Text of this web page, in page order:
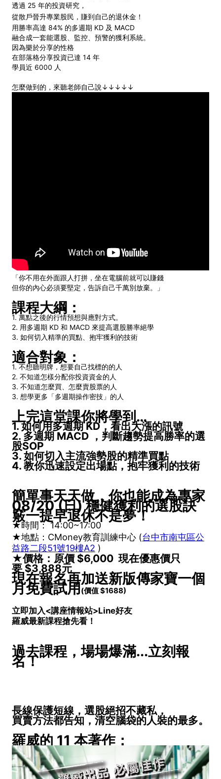
透過 25 年的投資研究，
從散戶晉升專業股民，賺到自己的退休金！
用勝率高達 84% 的多週期 KD 及 MACD
融合成一套能選股、監控、預警的獲利系統。
因為樂於分享的性格
在部落格分享投資已達 14 年
學員近 6000 人
怎麼做到的，來聽老師自己說↓↓↓↓↓
「你不用在外面跟人打拼，坐在電腦前就可以賺錢
但你的內心必須要堅定，告訴自己千萬別放棄。」
課程大綱：
1. 萬點之後的行情預想與應對方式。
2. 用多週期 KD 和 MACD 來提高選股勝率絕學
3. 如何切入精準的買點、抱牢獲利的技術
適合對象：
1. 不想聽明牌，想要自己找標的的人
2. 不知道怎樣分配你投資資金的人
3. 不知道怎麼買、怎麼賣股票的人
3. 想學更多「多週期操作密技」的人
上完這堂課你將學到…
1. 如何用多週期 KD，看出大漲的訊號
2. 多週期 MACD ，判斷趨勢提高勝率的選
股SOP
3. 如何切入主流強勢股的精準買點
4. 教你迅速設定出場點，抱牢獲利的技術
簡單事天天做，你也能成為專家
08/20 (日) 穩健獲利的選股訣
竅一提早退休不是夢！
★時間： 14:00~17:00
★地點： CMoney教育訓練中心 (台中市南屯區公
益路二段51號19樓A2 )
★價格：原價 $6,000現在優惠價只
要 $3,888元
現在報名再加送新版傳家寶一個
月免費試用(價值 $1688)
立即加入<講座情報站>Line好友
羅威最新課程搶先看！
過去課程，場場爆滿...立刻報
名！
長線保護短線，選股絕招不藏私，
買賣方法都告知，清空腦袋的人裝的最多。
羅威的 11 本著作：